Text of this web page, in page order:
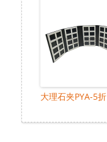
大理石夹PYA-5折